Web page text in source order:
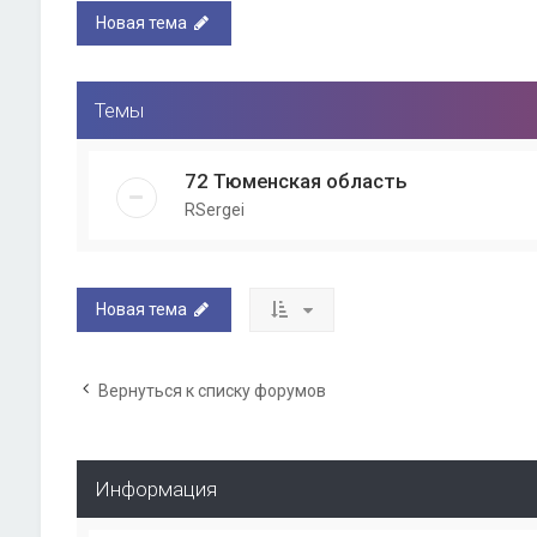
Новая тема
Темы
72 Тюменская область
RSergei
Новая тема
Вернуться к списку форумов
Информация